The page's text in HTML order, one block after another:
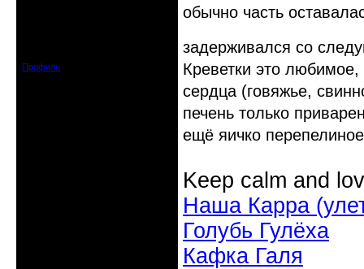
Профиль
обычно часть
задерживался со
Креветки это
сердца (говяжье,
печень только
ещё яичко перепелиное
Keep calm and
Наша Карра
Голубь Гулёха
Кафка Галя